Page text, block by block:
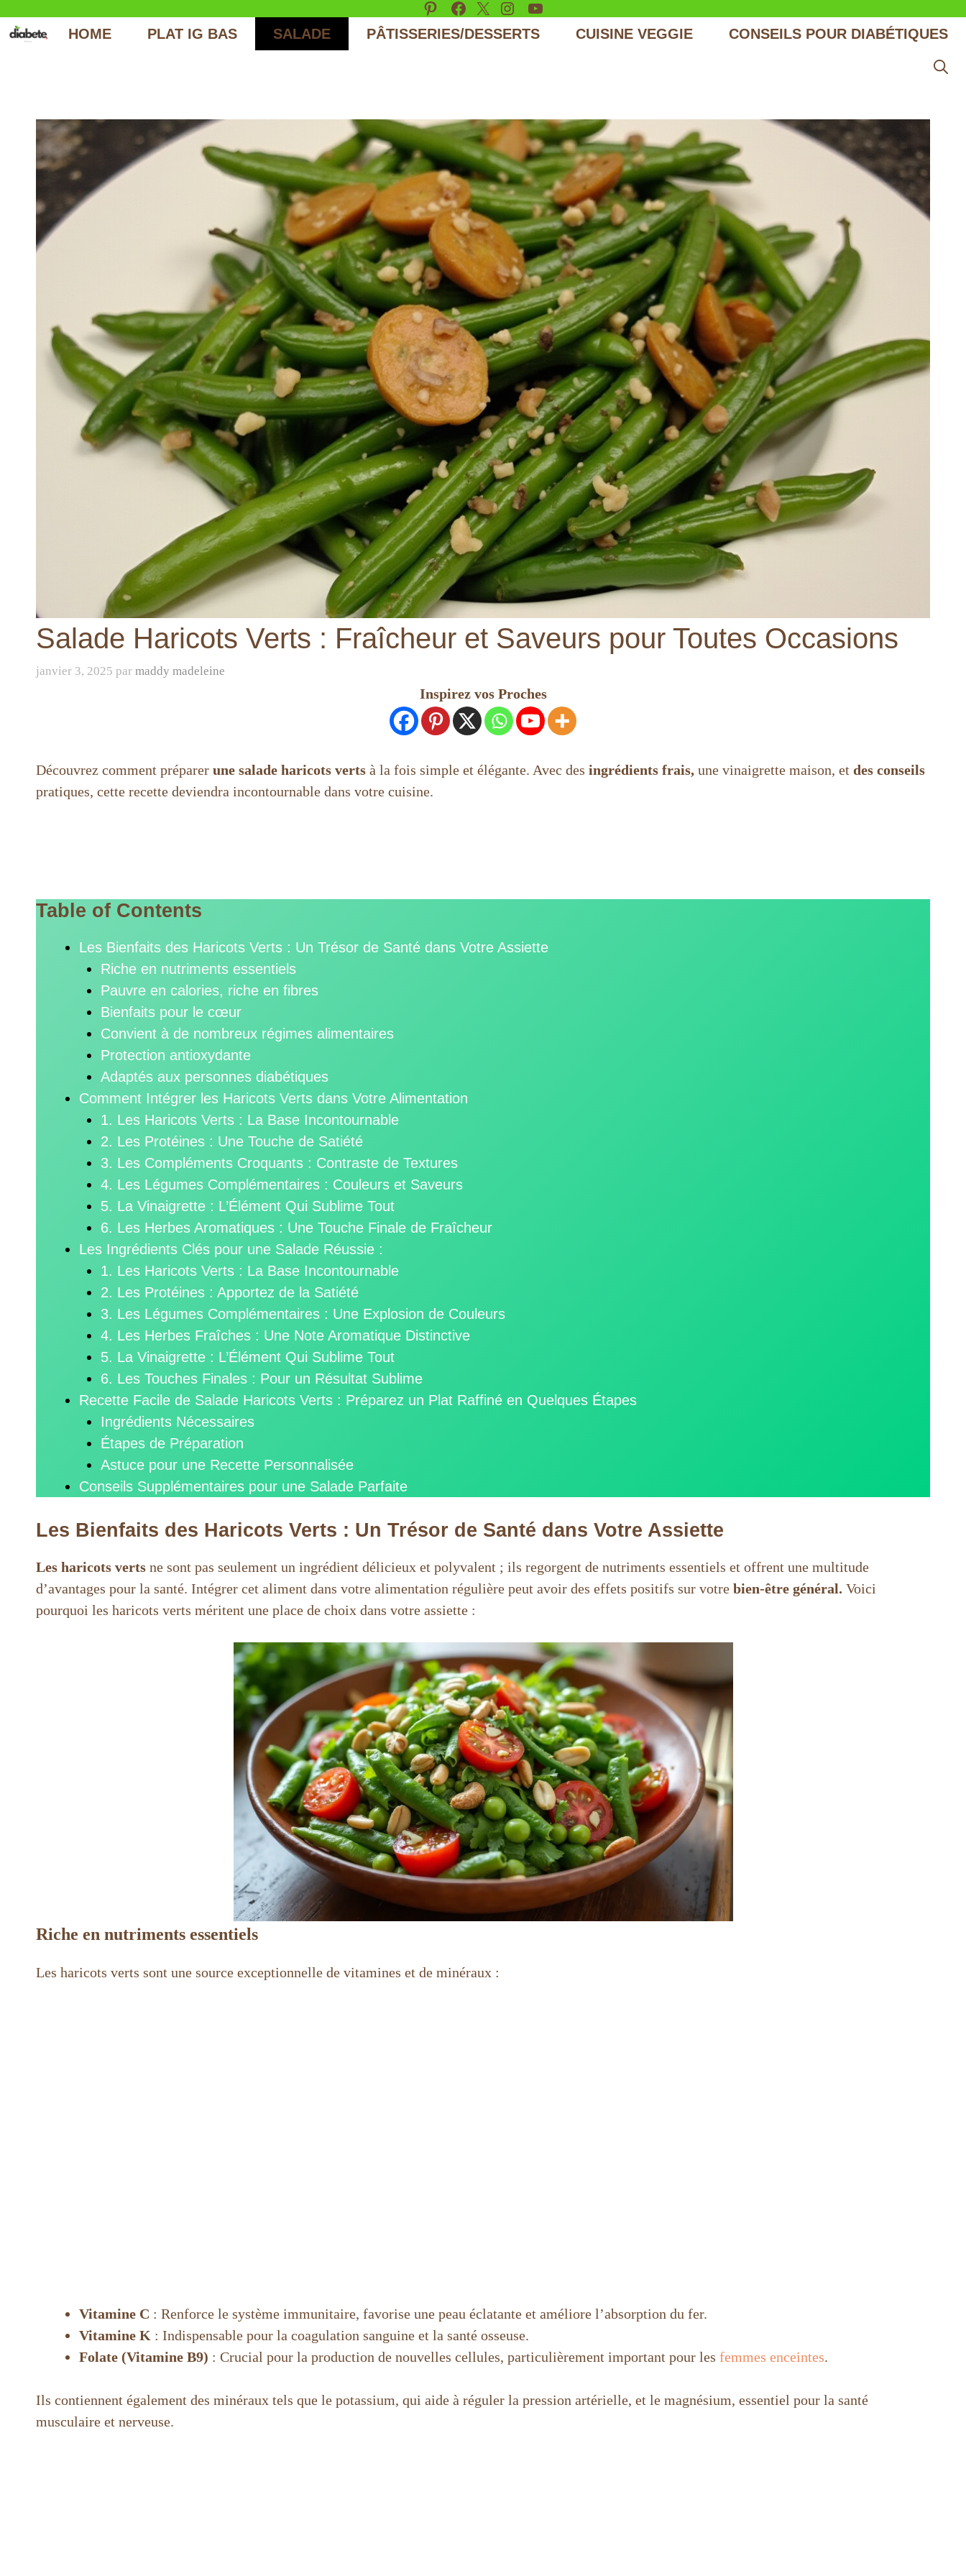
au
Pinterest
Facebook
X Instagram
YouTube
HOME PLAT IG BAS SALADE PÂTISSERIES/DESSERTS CUISINE VEGGIE CONSEILS POUR DIABÉTIQUES
Salade Haricots Verts : Fraîcheur et Saveurs pour Toutes Occasions
janvier 3, 2025 par maddy madeleine
Inspirez vos Proches
Découvrez comment préparer une salade haricots verts à la fois simple et élégante. Avec des ingrédients frais, une vinaigrette maison, et des conseils
pratiques, cette recette deviendra incontournable dans votre cuisine.
Table of Contents
Les Bienfaits des Haricots Verts : Un Trésor de Santé dans Votre Assiette
Riche en nutriments essentiels
Pauvre en calories, riche en fibres
Bienfaits pour le cœur
Convient à de nombreux régimes alimentaires
Protection antioxydante
Adaptés aux personnes diabétiques
Comment Intégrer les Haricots Verts dans Votre Alimentation
1. Les Haricots Verts : La Base Incontournable
2. Les Protéines : Une Touche de Satiété
3. Les Compléments Croquants : Contraste de Textures
4. Les Légumes Complémentaires : Couleurs et Saveurs
5. La Vinaigrette : L’Élément Qui Sublime Tout
6. Les Herbes Aromatiques : Une Touche Finale de Fraîcheur
Les Ingrédients Clés pour une Salade Réussie :
1. Les Haricots Verts : La Base Incontournable
2. Les Protéines : Apportez de la Satiété
3. Les Légumes Complémentaires : Une Explosion de Couleurs
4. Les Herbes Fraîches : Une Note Aromatique Distinctive
5. La Vinaigrette : L’Élément Qui Sublime Tout
6. Les Touches Finales : Pour un Résultat Sublime
Recette Facile de Salade Haricots Verts : Préparez un Plat Raffiné en Quelques Étapes
Ingrédients Nécessaires
Étapes de Préparation
Astuce pour une Recette Personnalisée
Conseils Supplémentaires pour une Salade Parfaite
Les Bienfaits des Haricots Verts : Un Trésor de Santé dans Votre Assiette
Les haricots verts ne sont pas seulement un ingrédient délicieux et polyvalent ; ils regorgent de nutriments essentiels et offrent une multitude
d’avantages pour la santé. Intégrer cet aliment dans votre alimentation régulière peut avoir des effets positifs sur votre bien-être général. Voici
pourquoi les haricots verts méritent une place de choix dans votre assiette :
Riche en nutriments essentiels
Les haricots verts sont une source exceptionnelle de vitamines et de minéraux :
Vitamine C : Renforce le système immunitaire, favorise une peau éclatante et améliore l’absorption du fer.
Vitamine K : Indispensable pour la coagulation sanguine et la santé osseuse.
Folate (Vitamine B9) : Crucial pour la production de nouvelles cellules, particulièrement important pour les femmes enceintes.
Ils contiennent également des minéraux tels que le potassium, qui aide à réguler la pression artérielle, et le magnésium, essentiel pour la santé
musculaire et nerveuse.